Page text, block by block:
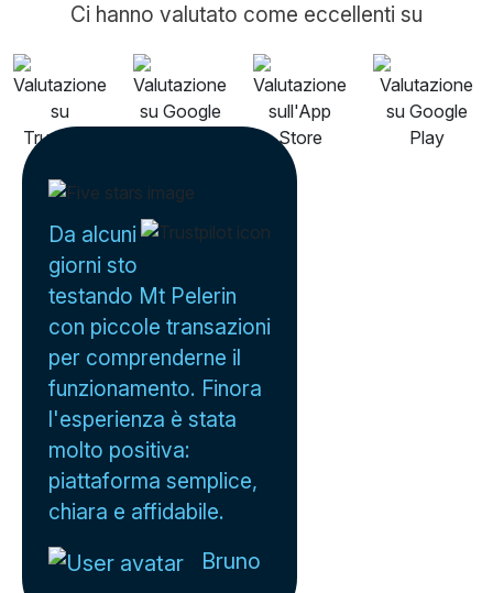
Ci hanno valutato come eccellenti su
Da alcuni
giorni sto
testando Mt Pelerin
con piccole transazioni
per comprenderne il
funzionamento. Finora
l'esperienza è stata
molto positiva:
piattaforma semplice,
chiara e affidabile.
Bruno